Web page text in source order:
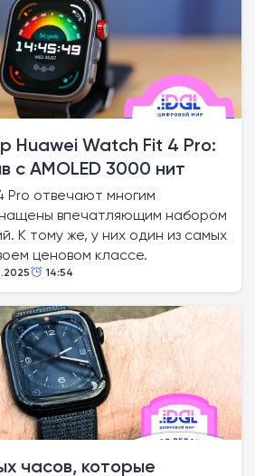
Huawei Watch Fit 4 Pro:
с AMOLED 3000 нит
Pro отвечают многим
впечатляющим набором
К тому же, у них один из самых
ценовом классе.
14:54
часов, которые